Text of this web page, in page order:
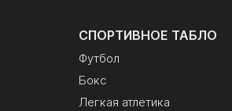
СПОРТИВНОЕ ТАБЛО
Футбол
Бокс
Легкая атлетика